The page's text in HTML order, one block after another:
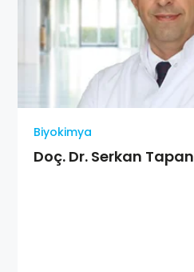
Biyokimya
Doç. Dr. Serkan Tapan